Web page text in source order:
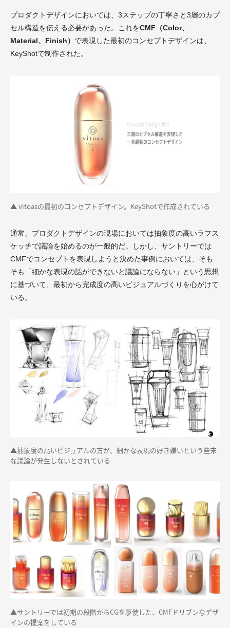
プロダクトデザインにおいては、3ステップの丁寧さと3層のカプ
セル構造を伝える必要があった。これをCMF（Color、
Material、Finish） で表現した最初のコンセプトデザインは、
KeyShotで制作された。
▲ vitoasの最初のコンセプトデザイン。KeyShotで作成されている
通常、プロダクトデザインの現場においては抽象度の高いラフス
ケッチで議論を始めるのが一般的だ。しかし、サントリーでは
CMFでコンセプトを表現しようと決めた事例においては、そも
そも「細かな表現の話ができないと議論にならない」という思想
に基づいて、最初から完成度の高いビジュアルづくりを心がけて
いる。
▲抽象度の高いビジュアルの方が、細かな表現の好き嫌いという些末
な議論が発生しないとされている
▲サントリーでは初期の段階からCGを駆使した、CMFドリブンなデザ
インの提案をしている